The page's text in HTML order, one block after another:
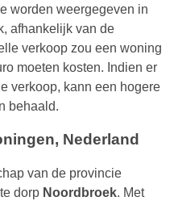
worden weergegeven in
afhankelijk van de
verkoop zou een woning
moeten kosten. Indien er
verkoop, kann een hogere
behaald.
Nederland
van de provincie
dorp Noordbroek. Met